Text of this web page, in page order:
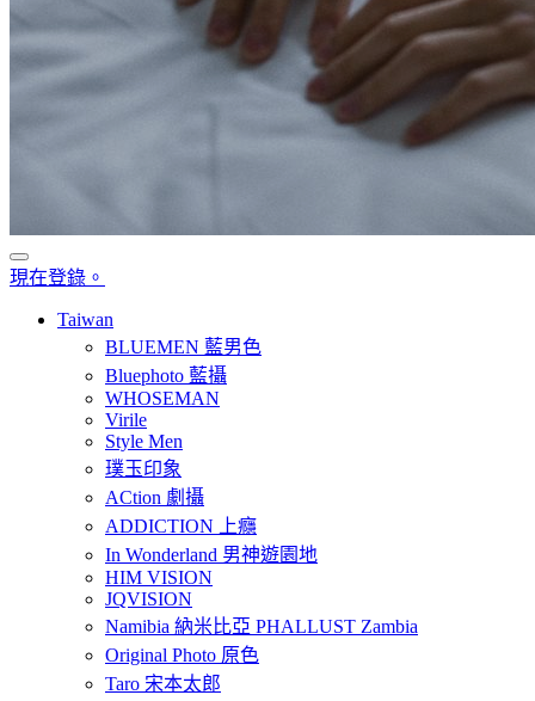
現在登錄。
Taiwan
BLUEMEN 藍男色
Bluephoto 藍攝
WHOSEMAN
Virile
Style Men
璞玉印象
ACtion 劇攝
ADDICTION 上癮
In Wonderland 男神遊園地
HIM VISION
JQVISION
Namibia 納米比亞 PHALLUST Zambia
Original Photo 原色
Taro 宋本太郎